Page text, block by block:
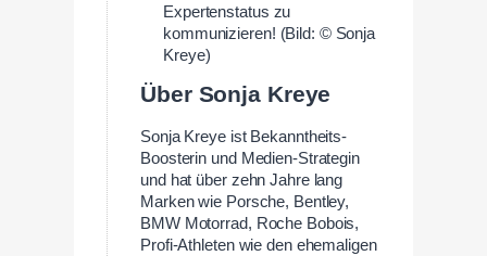
Expertenstatus zu
kommunizieren! (Bild: © Sonja
Kreye)
Über Sonja Kreye
Sonja Kreye ist Bekanntheits-
Boosterin und Medien-Strategin
und hat über zehn Jahre lang
Marken wie Porsche, Bentley,
BMW Motorrad, Roche Bobois,
Profi-Athleten wie den ehemaligen